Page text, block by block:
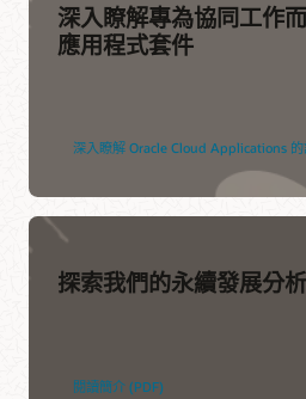
深入瞭解專為協同工作
應用程式套件
深入瞭解 Oracle Cloud Applications 的
探索我們的永續發展分
閱讀簡介 (PDF)